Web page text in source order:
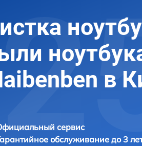
в
сервис
обслуживание до 3